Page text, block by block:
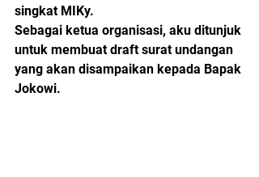
singkat MIKy.
Sebagai ketua organisasi, aku ditunjuk
untuk membuat draft surat undangan
yang akan disampaikan kepada Bapak
Jokowi.